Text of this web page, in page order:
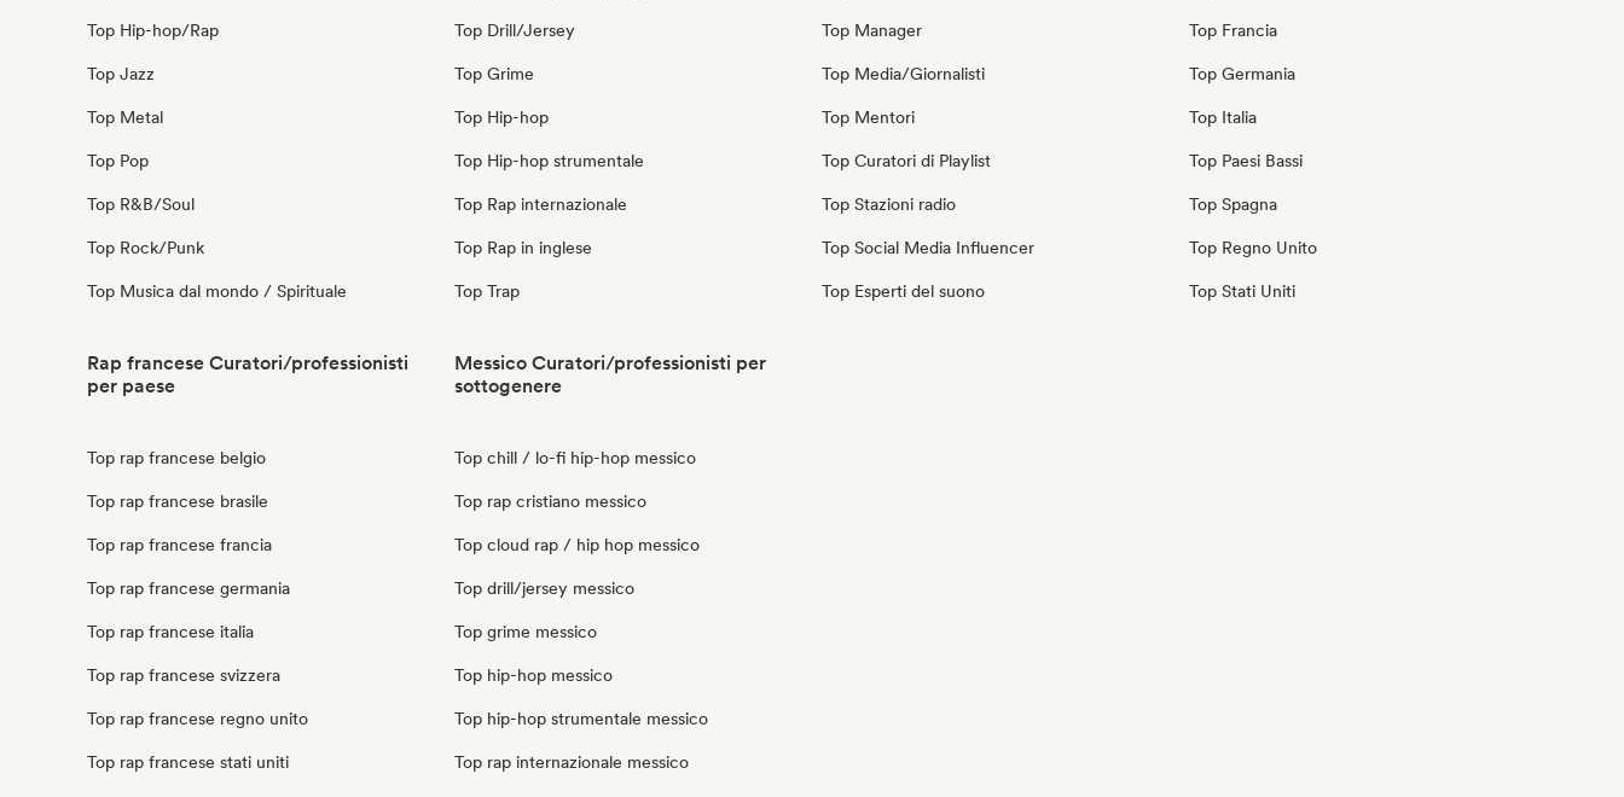
Top Hip-hop/Rap
Top Jazz
Top Metal
Top Pop
Top R&B/Soul
Top Rock/Punk
Top Musica dal mondo / Spirituale
Top Drill/Jersey
Top Grime
Top Hip-hop
Top Hip-hop strumentale
Top Rap internazionale
Top Rap in inglese
Top Trap
Top Manager
Top Media/Giornalisti
Top Mentori
Top Curatori di Playlist
Top Stazioni radio
Top Social Media Influencer
Top Esperti del suono
Top Francia
Top Germania
Top Italia
Top Paesi Bassi
Top Spagna
Top Regno Unito
Top Stati Uniti
Rap francese Curatori/professionisti
per paese
Top rap francese belgio
Top rap francese brasile
Top rap francese francia
Top rap francese germania
Top rap francese italia
Top rap francese svizzera
Top rap francese regno unito
Top rap francese stati uniti
Messico Curatori/professionisti per
sottogenere
Top chill / lo-fi hip-hop messico
Top rap cristiano messico
Top cloud rap / hip hop messico
Top drill/jersey messico
Top grime messico
Top hip-hop messico
Top hip-hop strumentale messico
Top rap internazionale messico